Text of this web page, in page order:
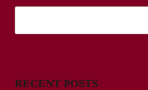
RECENT POSTS